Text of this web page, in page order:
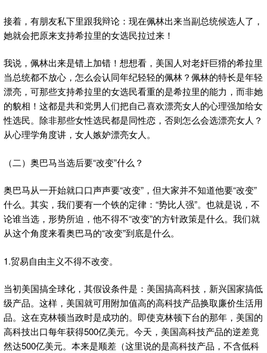
接着，有朋友私下里跟我辩论：现在佩林出来当副总统候选人了，
她就会把原来支持希拉里的女选民拉过来！
我说，佩林出来是错上加错！想想看，美国人对老奸巨猾的希拉里
当总统都不放心，怎么会认同年纪轻轻的佩林？佩林的特长是年轻
漂亮，可那些支持希拉里的女选民看重的是希拉里的能力，而非她
的貌相！这都是共和党男人们把自己喜欢漂亮女人的心理强加给女
性选民。除非那些女性选民都是同性恋，否则怎么会选漂亮女人？
从心理学角度讲，女人嫉妒漂亮女人。
（二）奥巴马当选后要“改变”什么？
奥巴马从一开始就口口声声要“改变”，但大家并不知道他要“改变”
什么。其实，我们要有一个铁的定律：“势比人强”。也就是说，不
论谁当选，形势所迫，他不得不“改变”的方针政策是什么。我们就
从这个角度来看奥巴马的“改变”到底是什么。
1.贸易自由主义不得不改变。
当初美国搞全球化，其假设条件是：美国搞高科技，新兴国家搞低
级产品。这样，美国就可用附加值高的高科技产品换取廉价生活用
品。这在克林顿当政时是成功的。即使克林顿下台的那年，美国的
高科技出口每年获得500亿美元。今天，美国高科技产品的逆差竟
然达500亿美元。本来是顺差（这里说的是高科技产品，不含低科